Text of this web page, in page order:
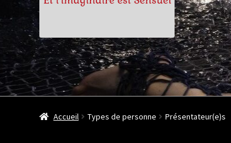
Accueil Types de personne Présentateur(e)s